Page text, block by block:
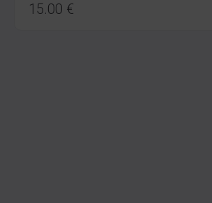
15.00 €